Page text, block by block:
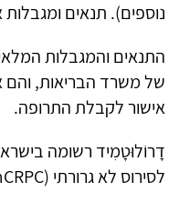
נוספים). תנאים
התנאים והמגבלות
של משרד הבריאות, והם
אישור לקבלת התרופה.
דָרוֹלוּטָמִיד רשומה
לסירוס לא גרורתי (nmCRPC) בהתוויות מסויימות.